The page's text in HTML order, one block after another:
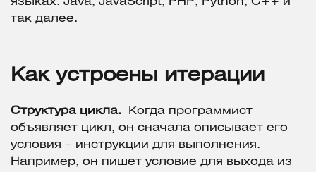
так далее.
Как устроены итерации
Структура цикла.
Когда программист
объявляет цикл, он сначала описывает его
условия – инструкции для выполнения.
Например, он пишет условие для выхода из